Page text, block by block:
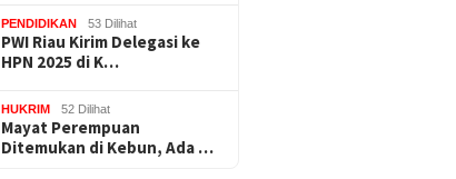
PENDIDIKAN 53 Dilihat
PWI Riau Kirim Delegasi ke
HPN 2025 di K…
HUKRIM 52 Dilihat
Mayat Perempuan
Ditemukan di Kebun, Ada …